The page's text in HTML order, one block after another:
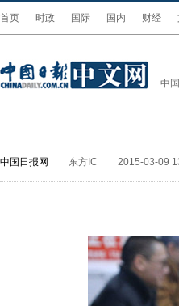
首页 时政 国际 国内 财经
中
中国日报网 东方IC 2015-03-09